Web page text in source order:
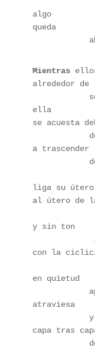
algo
queda
Mientras
alrededor de
ella
se acuesta
a trascender
liga su útero
al útero de
y sin ton
con la
en quietud
atraviesa
capa tras